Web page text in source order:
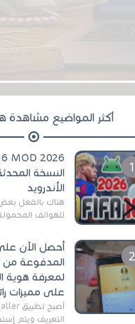
أكثر المواضيع مشاهدة
الأندرويد
هناك بالفعل
للهواتف
مثل EA Sports ...
أحصل الآن
المدفوعة من
لمعرفة هوية
على مميزات
التعريف ويتم